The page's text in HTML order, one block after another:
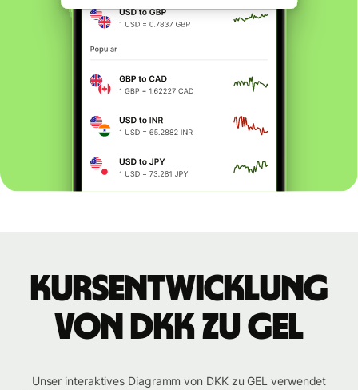
Kursentwicklung
von DKK zu GEL
Unser interaktives Diagramm von DKK zu GEL verwendet